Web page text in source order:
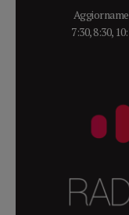
7:30, 8:30,